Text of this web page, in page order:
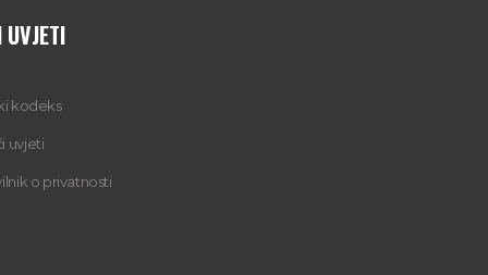
UVJETI
kodeks
uvjeti
o privatnosti